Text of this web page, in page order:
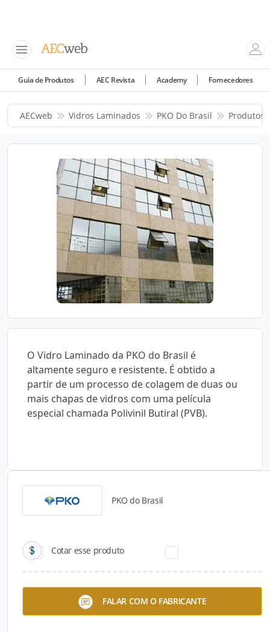
Guia de Produtos AEC Revista Academy Fornecedores
AECweb Vidros Laminados PKO Do Brasil Produtos
O Vidro Laminado da PKO do Brasil é
altamente seguro e resistente. É obtido a
partir de um processo de colagem de duas ou
mais chapas de vidros com uma película
especial chamada Polivinil Butiral (PVB).
PKO do Brasil
Cotar esse produto
FALAR COM O FABRICANTE
Catálogos para Download